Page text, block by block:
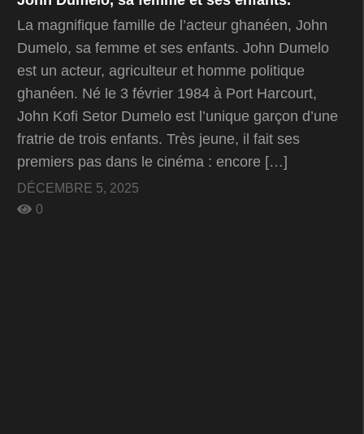
La magnifique famille de l’acteur ghanéen, John
Dumelo, sa femme et ses enfants. John Dumelo
est un acteur, agriculteur et homme politique
ghanéen. Né le 3 février 1984 à Port Harcourt,
John Kofi Setor Dumelo est l’unique garçon d’une
fratrie de trois enfants. Très jeune, il fait ses
premiers pas dans le cinéma : encore […]
DÉCEMBRE 5, 2025
0